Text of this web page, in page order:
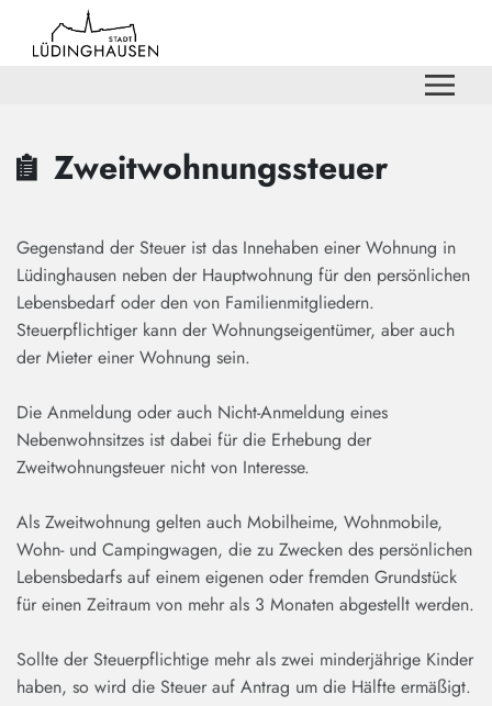
Zum Header
Zum Hauptinhalt
Zum Footer
Zum Hauptinhalt springen
Zweitwohnungssteuer
Gegenstand der Steuer ist das Innehaben einer Wohnung in
Lüdinghausen neben der Hauptwohnung für den persönlichen
Lebensbedarf oder den von Familienmitgliedern.
Steuerpflichtiger kann der Wohnungseigentümer, aber auch
der Mieter einer Wohnung sein.
Die Anmeldung oder auch Nicht-Anmeldung eines
Nebenwohnsitzes ist dabei für die Erhebung der
Zweitwohnungsteuer nicht von Interesse.
Als Zweitwohnung gelten auch Mobilheime, Wohnmobile,
Wohn- und Campingwagen, die zu Zwecken des persönlichen
Lebensbedarfs auf einem eigenen oder fremden Grundstück
für einen Zeitraum von mehr als 3 Monaten abgestellt werden.
Sollte der Steuerpflichtige mehr als zwei minderjährige Kinder
haben, so wird die Steuer auf Antrag um die Hälfte ermäßigt.